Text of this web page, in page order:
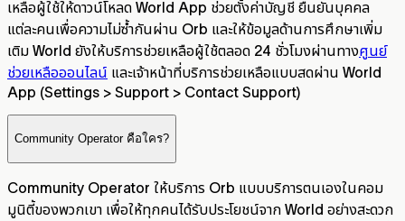
เหลือผู้ใช้ให้ดาวน์โหลด World App ช่วยตั้งค่าบัญชี ยืนยันบุคคล
แต่ละคนเพื่อความไม่ซ้ำกันผ่าน Orb และให้ข้อมูลด้านการศึกษาเพิ่ม
เติม World ยังให้บริการช่วยเหลือผู้ใช้ตลอด 24 ชั่วโมงผ่านทางศูนย์
ช่วยเหลือออนไลน์ และเจ้าหน้าที่บริการช่วยเหลือแบบสดผ่าน World
App (Settings > Support > Contact Support)
Community Operator คือใคร?
Community Operator ให้บริการ Orb แบบบริการตนเองในคอม
มูนิตี้ของพวกเขา เพื่อให้ทุกคนได้รับประโยชน์จาก World อย่างสะดวก